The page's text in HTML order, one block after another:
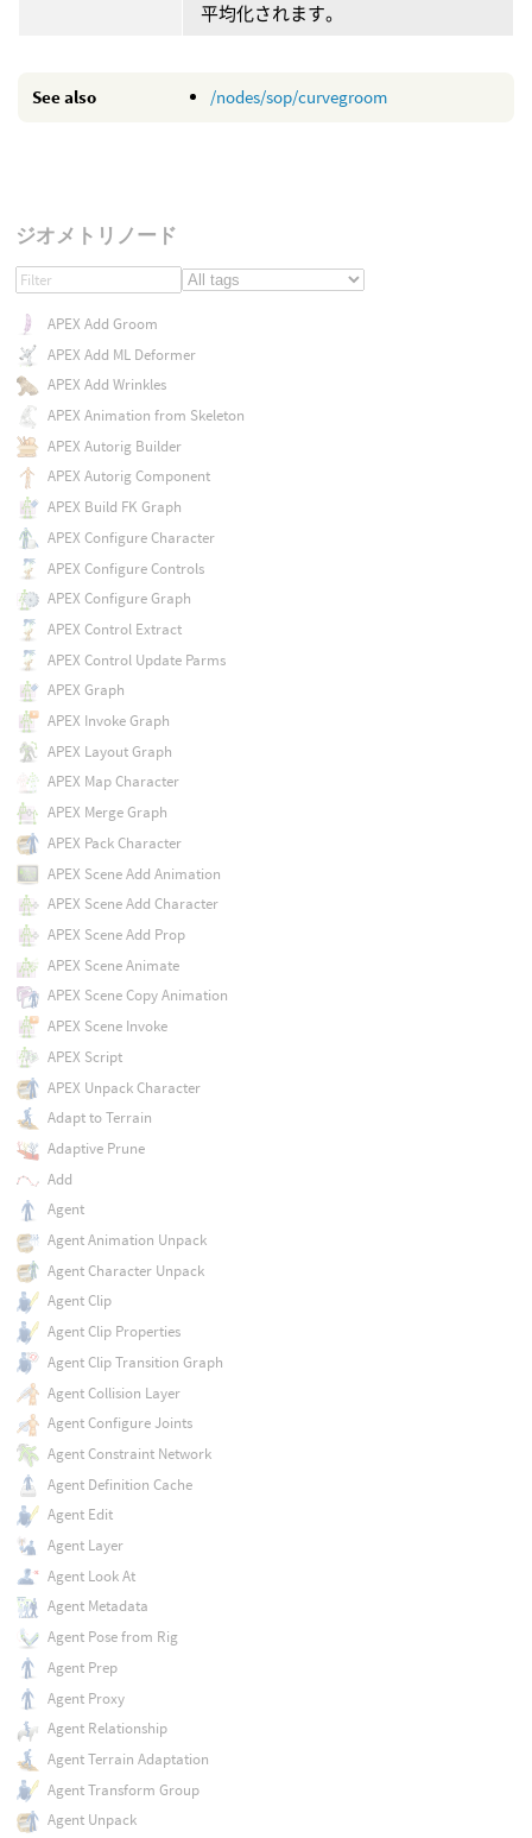
平均化されます。
See also /nodes/sop/curvegroom
ジオメトリノード
APEX Add Groom
APEX Add ML Deformer
APEX Add Wrinkles
APEX Animation from Skeleton
APEX Autorig Builder
APEX Autorig Component
APEX Build FK Graph
APEX Configure Character
APEX Configure Controls
APEX Configure Graph
APEX Control Extract
APEX Control Update Parms
APEX Graph
APEX Invoke Graph
APEX Layout Graph
APEX Map Character
APEX Merge Graph
APEX Pack Character
APEX Scene Add Animation
APEX Scene Add Character
APEX Scene Add Prop
APEX Scene Animate
APEX Scene Copy Animation
APEX Scene Invoke
APEX Script
APEX Unpack Character
Adapt to Terrain
Adaptive Prune
Add
Agent
Agent Animation Unpack
Agent Character Unpack
Agent Clip
Agent Clip Properties
Agent Clip Transition Graph
Agent Collision Layer
Agent Configure Joints
Agent Constraint Network
Agent Definition Cache
Agent Edit
Agent Layer
Agent Look At
Agent Metadata
Agent Pose from Rig
Agent Prep
Agent Proxy
Agent Relationship
Agent Terrain Adaptation
Agent Transform Group
Agent Unpack